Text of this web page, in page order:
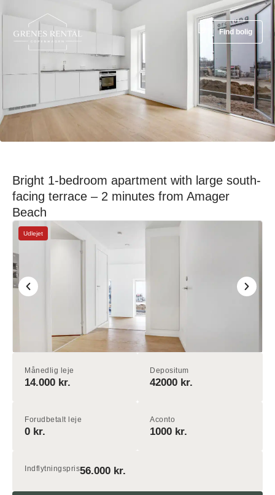
Find bolig
Bright 1-bedroom apartment with large south-
facing terrace – 2 minutes from Amager
Beach
Udlejet
Månedlig leje
14.000 kr.
Depositum
42000 kr.
Forudbetalt leje
0 kr.
Aconto
1000 kr.
Indflytningspris56.000 kr.